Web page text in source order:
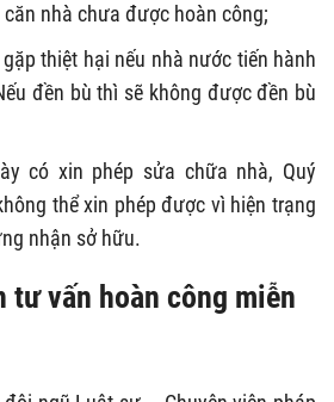
nhà chưa được hoàn công;
thiệt hại nếu nhà nước tiến hành
đền bù thì sẽ không được đền bù
có xin phép sửa chữa nhà, Quý
thể xin phép được vì hiện trạng
nhận sở hữu.
tư vấn hoàn công miễn